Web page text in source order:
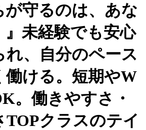
が守るのは、あな
』未経験でも安心
れ、自分のペース
働ける。短期やW
。働きやすさ・
TOPクラスのテイ